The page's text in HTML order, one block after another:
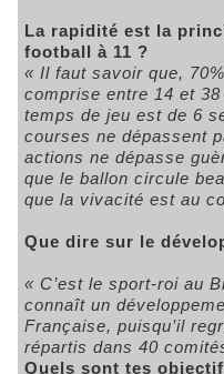
La rapidité est la
football à 11 ?
« Il faut savoir que,
comprise entre 14 et
temps de jeu est de 6
courses ne dépassent
actions ne dépasse
que le ballon circule
que la vivacité est au
Que dire sur le
« C’est le sport-roi au
connaît un
Française, puisqu’il
répartis dans 40
Quels sont tes